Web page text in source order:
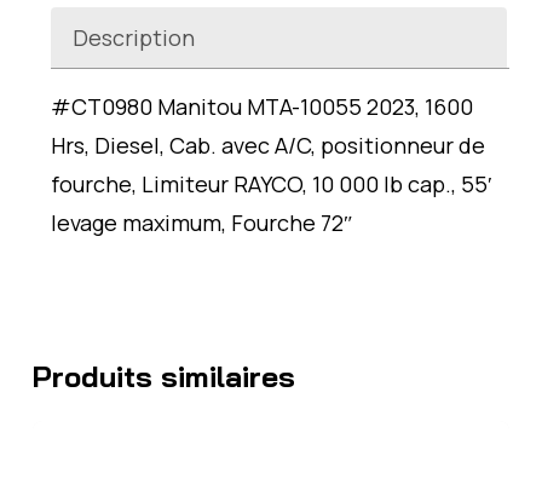
Description
#CT0980 Manitou MTA-10055 2023, 1600
Hrs, Diesel, Cab. avec A/C, positionneur de
fourche, Limiteur RAYCO, 10 000 lb cap., 55′
levage maximum, Fourche 72″
Produits similaires